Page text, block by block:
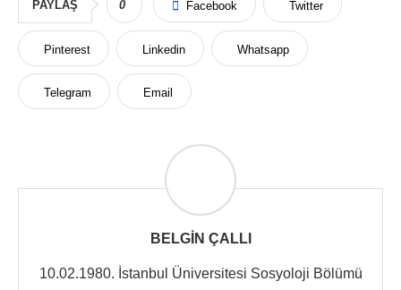
PAYLAŞ 0 Facebook Twitter
Pinterest Linkedin Whatsapp
Telegram Email
BELGIN ÇALLI
10.02.1980. İstanbul Üniversitesi Sosyoloji Bölümü